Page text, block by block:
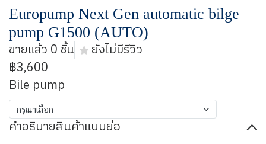
Europump Next Gen automatic bilge
pump G1500 (AUTO)
ขายแล้ว 0 ชิ้น
ยังไม่มีรีวิว
฿3,600
Bile pump
กรุณาเลือก
คำอธิบายสินค้าแบบย่อ